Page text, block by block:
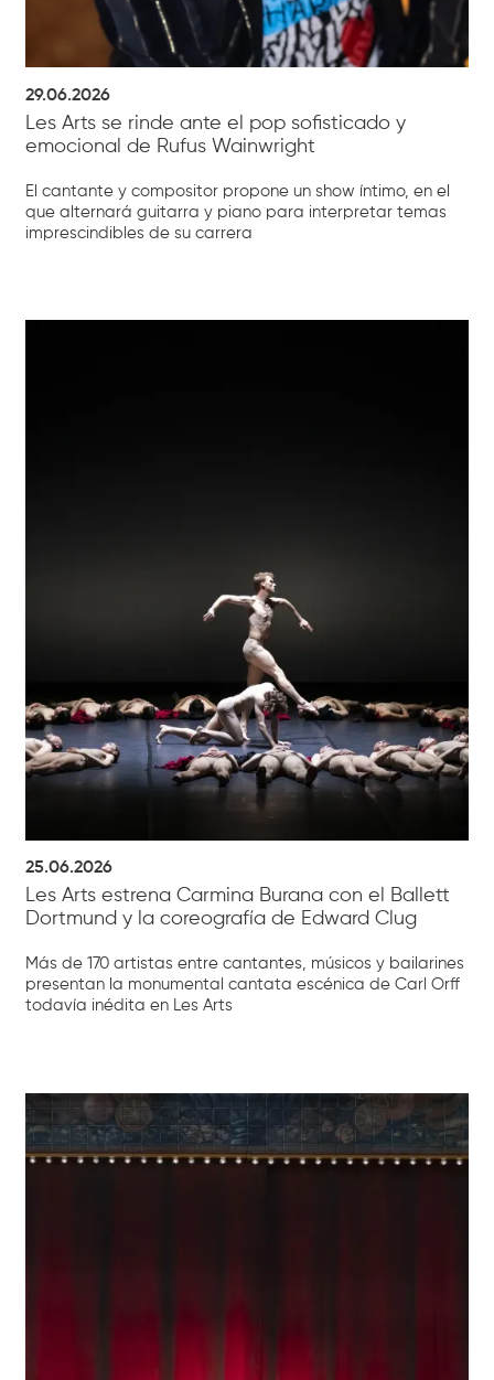
29.06.2026
Les Arts se rinde ante el pop sofisticado y
emocional de Rufus Wainwright
El cantante y compositor propone un show íntimo, en el
que alternará guitarra y piano para interpretar temas
imprescindibles de su carrera
25.06.2026
Les Arts estrena Carmina Burana con el Ballett
Dortmund y la coreografía de Edward Clug
Más de 170 artistas entre cantantes, músicos y bailarines
presentan la monumental cantata escénica de Carl Orff
todavía inédita en Les Arts